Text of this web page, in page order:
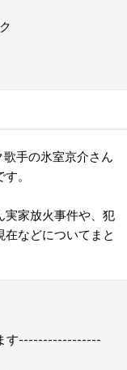
歌手の氷室京介さん
。
実家放火事件や、犯
在などについてまと
す-----------------